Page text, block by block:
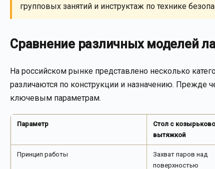
групповых занятий и инструктаж по технике
Сравнение различных моделей
На российском рынке представлено несколько
различаются по конструкции и назначению. Прежде
ключевым параметрам.
Параметр
Стол с
вытяжкой
Принцип работы
Захват паров над
поверхностью